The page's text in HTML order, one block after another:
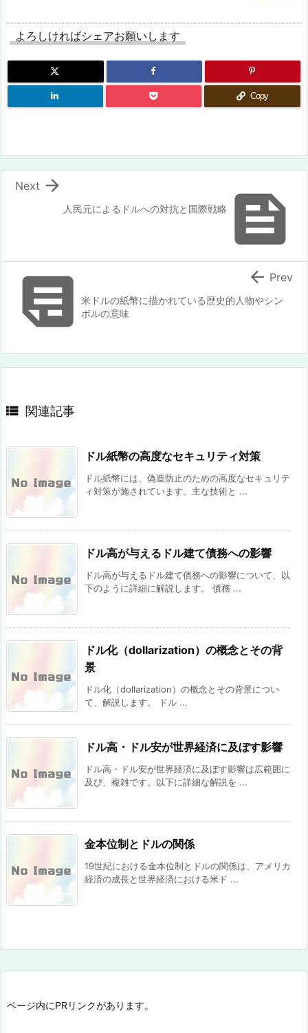
よろしければシェアお願いします
Copy

人民元によるドルへの対抗と国際戦略

Next
米ドルの紙幣に描かれている歴史的人物やシン
ボルの意味
 Prev
 関連記事
ドル紙幣の高度なセキュリティ対策
ドル紙幣には、偽造防止のための高度なセキュリテ
ィ対策が施されています。主な技術と ...
ドル高が与えるドル建て債務への影響
ドル高が与えるドル建て債務への影響について、以
下のように詳細に解説します。 債務 ...
ドル化（dollarization）の概念とその背
景
ドル化（dollarization）の概念とその背景につい
て、解説します。 ドル ...
ドル高・ドル安が世界経済に及ぼす影響
ドル高・ドル安が世界経済に及ぼす影響は広範囲に
及び、複雑です。以下に詳細な解説を ...
金本位制とドルの関係
19世紀における金本位制とドルの関係は、アメリカ
経済の成長と世界経済における米ド ...
ページ内にPRリンクがあります。